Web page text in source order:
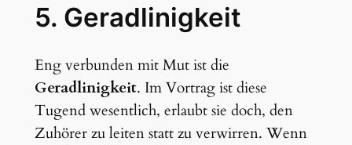
5. Geradlinigkeit
Eng verbunden mit Mut ist die
Geradlinigkeit. Im Vortrag ist diese
Tugend wesentlich, erlaubt sie doch, den
Zuhörer zu leiten statt zu verwirren. Wenn